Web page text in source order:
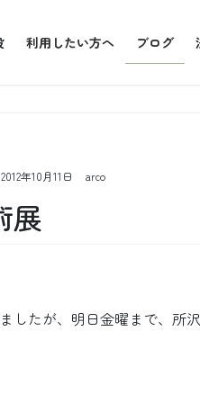
利用したい方へ ブログ
2012年10月11日 arco
展
したが、明日金曜まで、所